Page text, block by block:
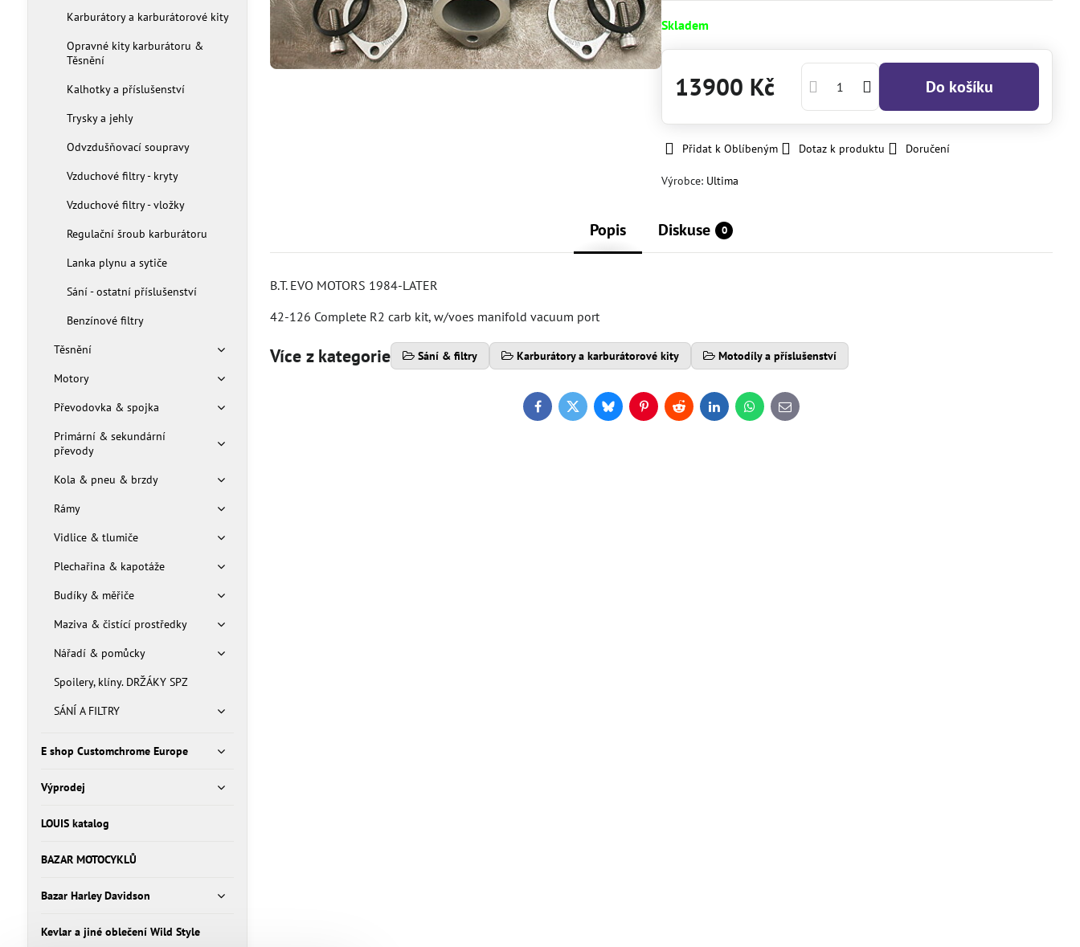
Skladem
13900 Kč Do košíku
Přidat k Oblíbeným Dotaz k produktu Doručení
Výrobce: Ultima
Popis Diskuse 0
B.T. EVO MOTORS 1984-LATER
42-126 Complete R2 carb kit, w/voes manifold vacuum port
Více z kategorie Sání & filtry Karburátory a karburátorové kity Motodíly a příslušenství
FacebookTwitterBlueskyPinterestRedditLinkedInWhatsApp
E-
mail
Karburátory a karburátorové kity
Opravné kity karburátoru &
Těsnění
Kalhotky a příslušenství
Trysky a jehly
Odvzdušňovací soupravy
Vzduchové filtry - kryty
Vzduchové filtry - vložky
Regulační šroub karburátoru
Lanka plynu a sytiče
Sání - ostatní příslušenství
Benzínové filtry
Těsnění
Motory
Převodovka & spojka
Primární & sekundární
převody
Kola & pneu & brzdy
Rámy
Vidlice & tlumiče
Plechařina & kapotáže
Budíky & měřiče
Maziva & čistící prostředky
Nářadí & pomůcky
Spoilery, klíny. DRŽÁKY SPZ
SÁNÍ A FILTRY
E shop Customchrome Europe
Výprodej
LOUIS katalog
BAZAR MOTOCYKLŮ
Bazar Harley Davidson
Kevlar a jiné oblečení Wild Style